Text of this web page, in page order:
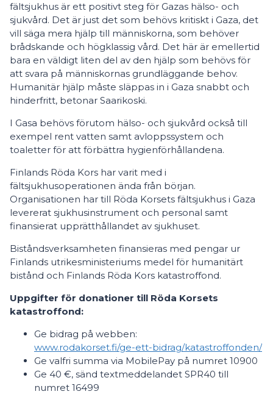
fältsjukhus är ett positivt steg för Gazas hälso- och
sjukvård. Det är just det som behövs kritiskt i Gaza, det
vill säga mera hjälp till människorna, som behöver
brådskande och högklassig vård. Det här är emellertid
bara en väldigt liten del av den hjälp som behövs för
att svara på människornas grundläggande behov.
Humanitär hjälp måste släppas in i Gaza snabbt och
hinderfritt, betonar Saarikoski.
I Gasa behövs förutom hälso- och sjukvård också till
exempel rent vatten samt avloppssystem och
toaletter för att förbättra hygienförhållandena.
Finlands Röda Kors har varit med i
fältsjukhusoperationen ända från början.
Organisationen har till Röda Korsets fältsjukhus i Gaza
levererat sjukhusinstrument och personal samt
finansierat upprätthållandet av sjukhuset.
Biståndsverksamheten finansieras med pengar ur
Finlands utrikesministeriums medel för humanitärt
bistånd och Finlands Röda Kors katastroffond.
Uppgifter för donationer till Röda Korsets
katastroffond:
Ge bidrag på webben:
www.rodakorset.fi/ge-ett-bidrag/katastroffonden/
Ge valfri summa via MobilePay på numret 10900
Ge 40 €, sänd textmeddelandet SPR40 till
numret 16499